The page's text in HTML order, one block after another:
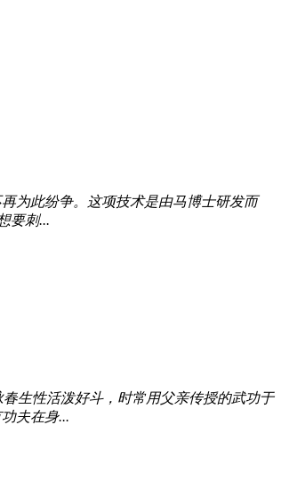
为此纷争。这项技术是由马博士研发而
要刺...
生性活泼好斗，时常用父亲传授的武功于
夫在身...